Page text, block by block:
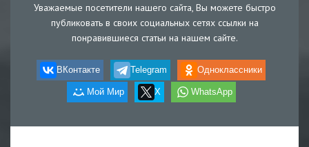
Уважаемые посетители нашего сайта, Вы можете быстро
публиковать в своих социальных сетях ссылки на
понравившиеся статьи на нашем сайте.
ВКонтакте Telegram Одноклассники
Мой Мир X WhatsApp